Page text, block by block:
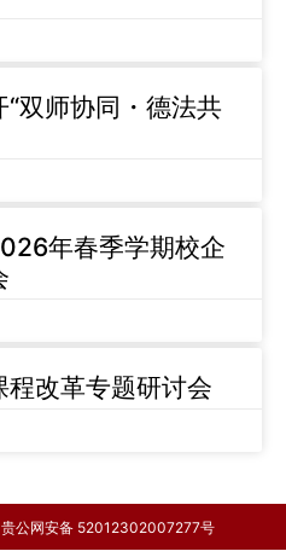
双师协同・德法共
年春季学期校企
改革专题研讨会
贵公网安备 52012302007277号